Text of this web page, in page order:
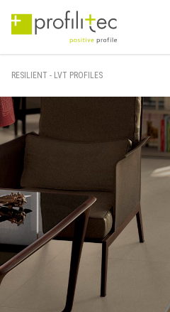
RESILIENT - LVT PROFILES